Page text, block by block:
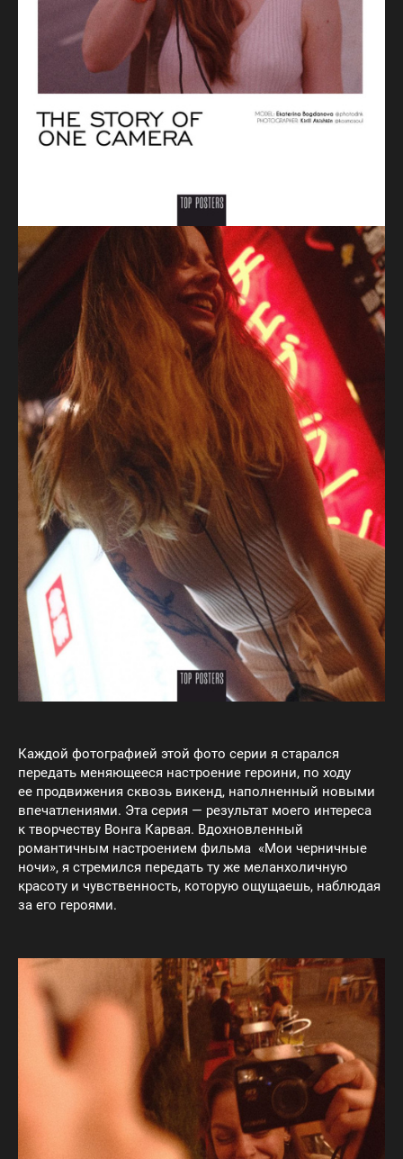
Каждой фотографией этой фото серии я старался
передать меняющееся настроение героини, по ходу
ее продвижения сквозь викенд, наполненный новыми
впечатлениями. Эта серия — результат моего интереса
к творчеству Вонга Карвая. Вдохновленный
романтичным настроением фильма «Мои черничные
ночи», я стремился передать ту же меланхоличную
красоту и чувственность, которую ощущаешь, наблюдая
за его героями.